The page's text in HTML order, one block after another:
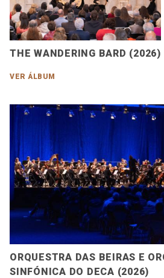
THE WANDERING BARD (2026)
VER ÁLBUM
ORQUESTRA DAS BEIRAS E
SINFÓNICA DO DECA (2026)